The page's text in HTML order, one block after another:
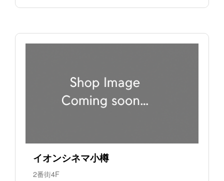
イオンシネマ小樽
2番街4F